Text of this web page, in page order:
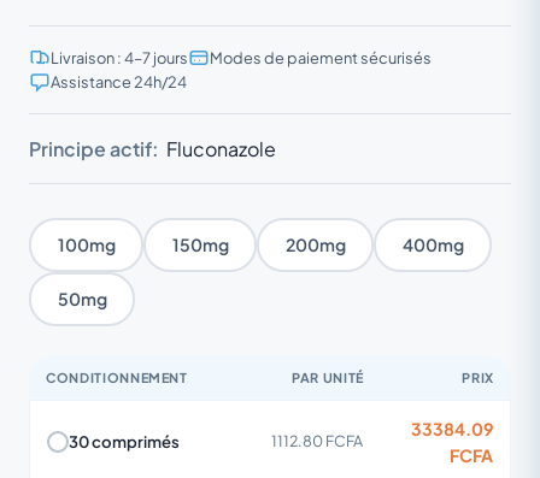
Livraison : 4–7 jours
Modes de paiement sécurisés
Assistance 24h/24
Principe actif: Fluconazole
100mg 150mg 200mg 400mg
50mg
CONDITIONNEMENT PAR UNITÉ PRIX
30 comprimés 1112.80 FCFA
33384.09
FCFA